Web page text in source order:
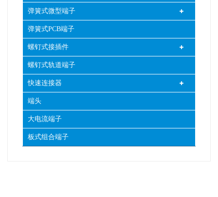
弹簧式微型端子
弹簧式PCB端子
螺钉式接插件
螺钉式轨道端子
快速连接器
端头
大电流端子
板式组合端子